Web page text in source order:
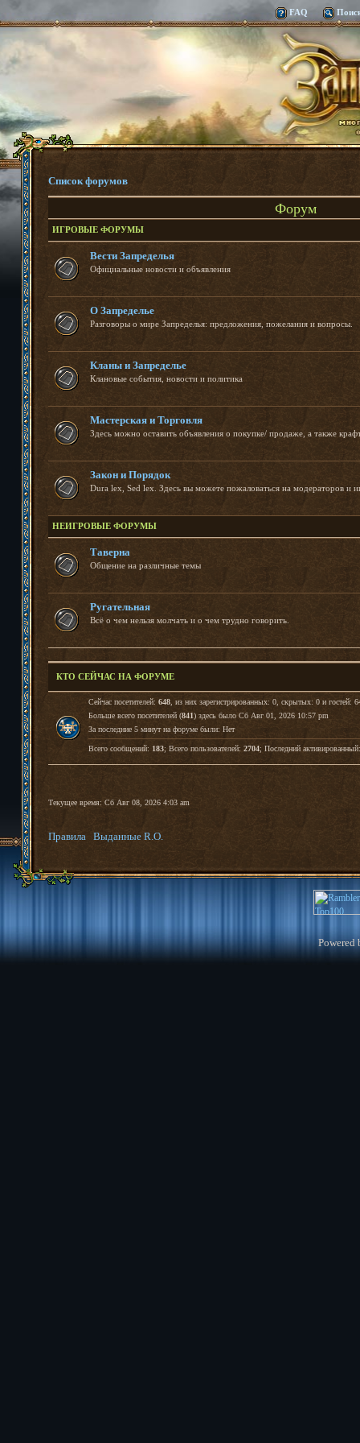
FAQ
Список форумов
Форум
ИГРОВЫЕ ФОРУМЫ
Вести Запределья
Официальные новости и объявления
О Запределье
Разговоры о мире Запределья: предложения, пожелания и вопросы.
Кланы и Запределье
Клановые события, новости и политика
Мастерская и Торговля
Здесь можно оставить объявления о покупке/ продаже, а также
Закон и Порядок
Dura lex, Sed lex. Здесь вы можете пожаловаться на модераторов и
НЕИГРОВЫЕ ФОРУМЫ
Таверна
Общение на различные темы
Ругательная
Всё о чем нельзя молчать и о чем трудно говорить.
КТО СЕЙЧАС НА ФОРУМЕ
Сейчас посетителей: 648, из них зарегистрированных: 0, скрытых: 0 и гостей:
Больше всего посетителей (841) здесь было Сб Авг 01, 2026 10:57 pm
За последние 5 минут на форуме были: Нет
Всего сообщений: 183; Всего пользователей: 2704; Последний
Текущее время: Сб Авг 08, 2026 4:03 am
Правила Выданные R.O.
Powered